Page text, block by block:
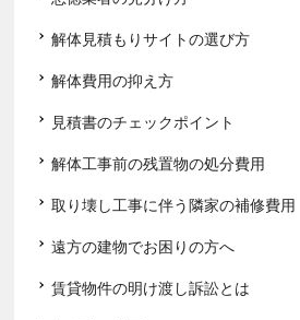
解体見積もりサイトの選び方
解体費用の抑え方
見積書のチェックポイント
解体工事前の残置物の処分費用
取り壊し工事に伴う隣家の補修費用
遠方の建物でお困りの方へ
賃貸物件の明け渡し訴訟とは